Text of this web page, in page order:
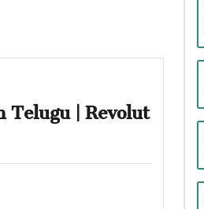
| Revolut